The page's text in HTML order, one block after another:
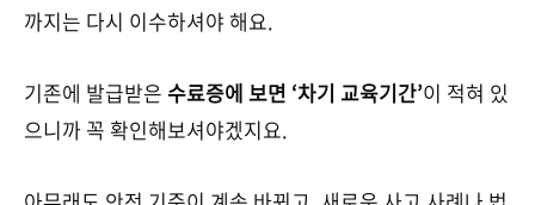
까지는 다시 이수하셔야 해요.
기존에 발급받은 수료증에 보면 ‘차기 교육기간’이 적혀 있
으니까 꼭 확인해보셔야겠지요.